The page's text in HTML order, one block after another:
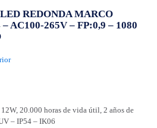
REDONDA MARCO
AC100-265V – FP:0,9 – 1080
20.000 horas de vida útil, 2 años de
– IP54 – IK06